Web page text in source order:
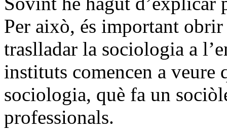
Per això, és important
traslladar la sociologia a
instituts comencen a veure
sociologia, què fa un
professionals.